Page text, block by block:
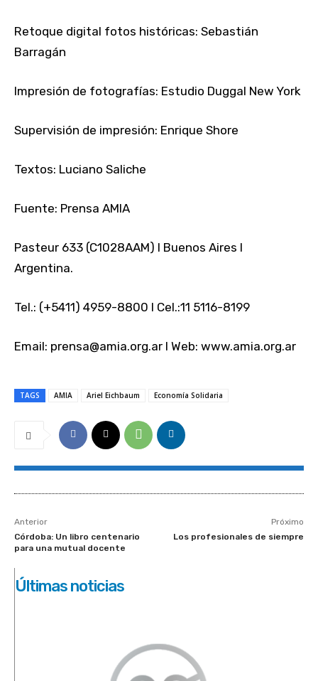
Retoque digital fotos históricas: Sebastián
Barragán
Impresión de fotografías: Estudio Duggal New York
Supervisión de impresión: Enrique Shore
Textos: Luciano Saliche
Fuente: Prensa AMIA
Pasteur 633 (C1028AAM) I Buenos Aires I
Argentina.
Tel.: (+5411) 4959-8800 I Cel.:11 5116-8199
Email: prensa@amia.org.ar I Web: www.amia.org.ar
TAGS AMIA Ariel Eichbaum Economía Solidaria
Anterior
Córdoba: Un libro centenario
para una mutual docente
Próximo
Los profesionales de siempre
Últimas noticias